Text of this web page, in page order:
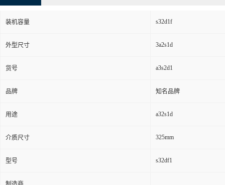
装机容量 s32d1f
外型尺寸 3a2s1d
货号 a3s2d1
品牌 知名品牌
用途 a32s1d
介质尺寸 325mm
型号 s32df1